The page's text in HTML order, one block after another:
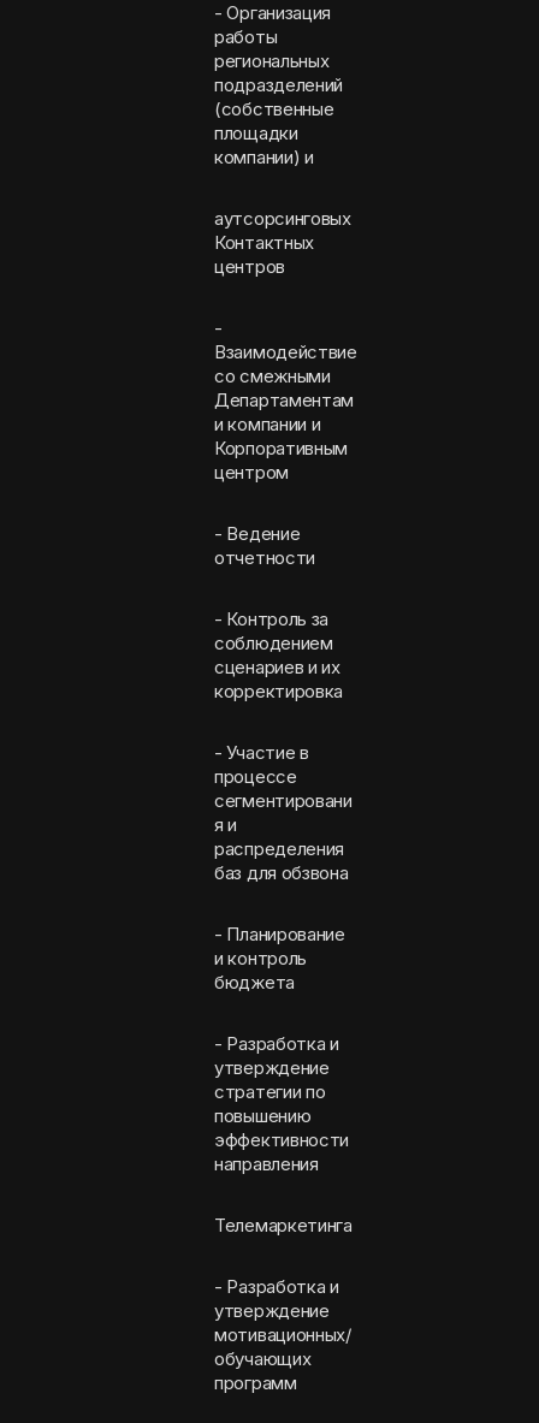
- Организация
работы
региональных
подразделений
(собственные
площадки
компании) и
аутсорсинговых
Контактных
центров
-
Взаимодействие
со смежными
Департаментам
и компании и
Корпоративным
центром
- Ведение
отчетности
- Контроль за
соблюдением
сценариев и их
корректировка
- Участие в
процессе
сегментировани
я и
распределения
баз для обзвона
- Планирование
и контроль
бюджета
- Разработка и
утверждение
стратегии по
повышению
эффективности
направления
Телемаркетинга
- Разработка и
утверждение
мотивационных/
обучающих
программ